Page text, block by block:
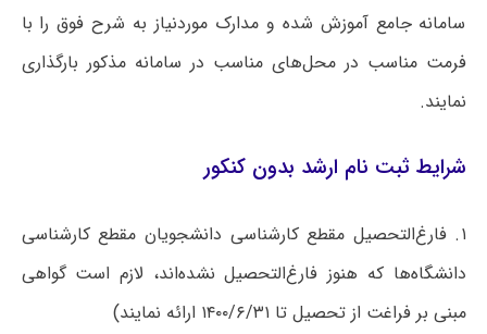
سامانه جامع آموزش شده و مدارک موردنیاز به شرح فوق را با
فرمت مناسب در محل‌های مناسب در سامانه مذکور بارگذاری
نمایند.
شرایط ثبت نام ارشد بدون کنکور
۱. فارغ‌التحصیل مقطع کارشناسی دانشجویان مقطع کارشناسی
دانشگاه‌ها که هنوز فارغ‌التحصیل نشده‌اند، لازم است گواهی
مبنی بر فراغت از تحصیل تا ۱۴۰۰/۶/۳۱ ارائه نمایند)